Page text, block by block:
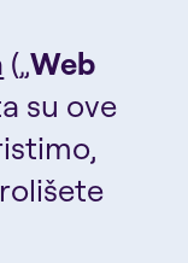
(„Web
su ove